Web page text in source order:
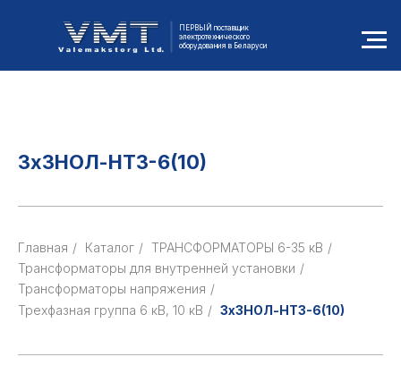
ПЕРВЫЙ поставщик
электротехнического
оборудования в Беларуси
3хЗНОЛ-НТЗ-6(10)
Главная / Каталог / ТРАНСФОРМАТОРЫ 6-35 кВ /
Трансформаторы для внутренней установки /
Трансформаторы напряжения /
Трехфазная группа 6 кВ, 10 кВ / 3хЗНОЛ-НТЗ-6(10)